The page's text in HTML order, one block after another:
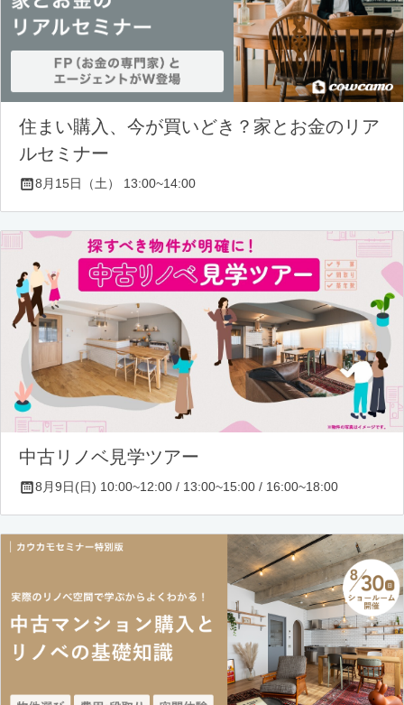
住まい購入、今が買いどき？家とお金のリア
ルセミナー
8月15日（土） 13:00~14:00
中古リノベ見学ツアー
8月9日(日) 10:00~12:00 / 13:00~15:00 / 16:00~18:00